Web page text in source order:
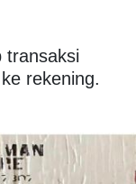
transaksi
rekening.